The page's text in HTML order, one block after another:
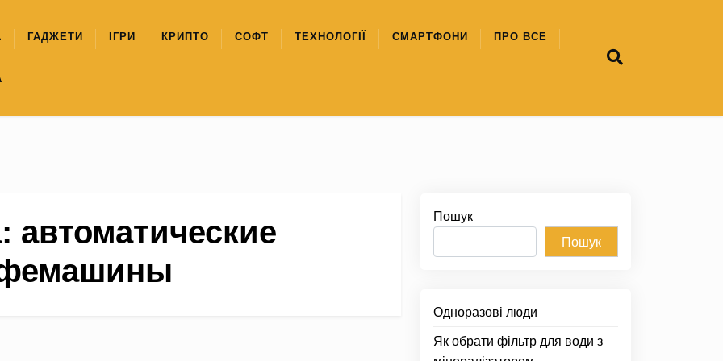
ГАДЖЕТИ ІГРИ КРИПТО СОФТ ТЕХНОЛОГІЇ СМАРТФОНИ ПРО ВСЕ
автоматические
Пошук
Пошук
Одноразові люди
Як обрати фільтр для води з